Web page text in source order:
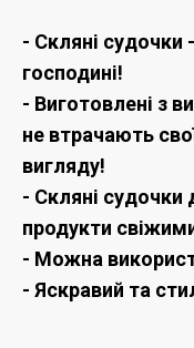
- Скляні судочки
господині!
- Виготовлені з
не втрачають
вигляду!
- Скляні судочки
продукти
- Можна
- Яскравий та